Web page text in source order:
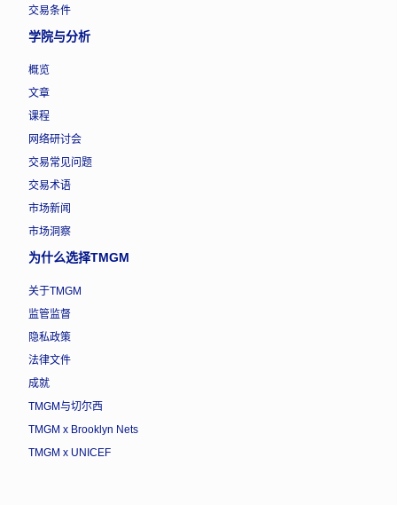
交易条件
学院与分析
概览
文章
课程
网络研讨会
交易常见问题
交易术语
市场新闻
市场洞察
为什么选择TMGM
关于TMGM
监管监督
隐私政策
法律文件
成就
TMGM与切尔西
TMGM x Brooklyn Nets
TMGM x UNICEF